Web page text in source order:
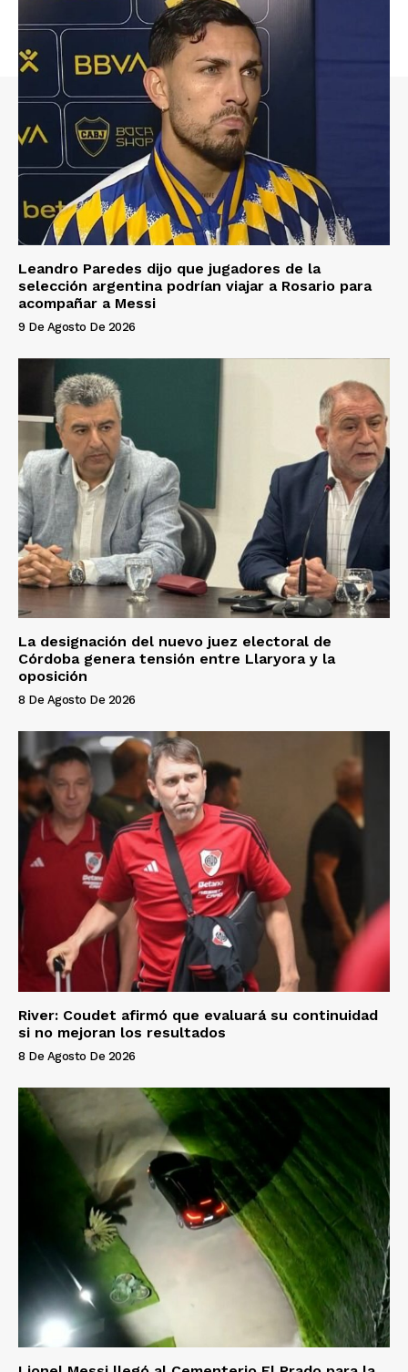
Leandro Paredes dijo que jugadores de la
selección argentina podrían viajar a Rosario para
acompañar a Messi
9 De Agosto De 2026
La designación del nuevo juez electoral de
Córdoba genera tensión entre Llaryora y la
oposición
8 De Agosto De 2026
River: Coudet afirmó que evaluará su continuidad
si no mejoran los resultados
8 De Agosto De 2026